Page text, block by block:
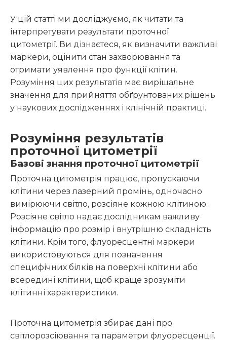
У цій статті ми досліджуємо, як читати та
інтерпретувати результати проточної
цитометрії. Ви дізнаєтеся, як визначити важливі
маркери, оцінити стан захворювання та
отримати уявлення про функції клітин.
Розуміння цих результатів має вирішальне
значення для прийняття обґрунтованих рішень
у наукових дослідженнях і клінічній практиці.
Розуміння результатів
проточної цитометрії
Базові знання проточної цитометрії
Проточна цитометрія працює, пропускаючи
клітини через лазерний промінь, одночасно
вимірюючи світло, розсіяне кожною клітиною.
Розсіяне світло надає дослідникам важливу
інформацію про розмір і внутрішню складність
клітини. Крім того, флуоресцентні маркери
використовуються для позначення
специфічних білків на поверхні клітини або
всередині клітини, щоб краще зрозуміти
клітинні характеристики.
Проточна цитометрія збирає дані про
світлорозсіювання та параметри флуоресценції.